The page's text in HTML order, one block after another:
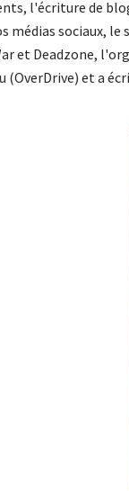
l'écriture de
médias sociaux,
et Deadzone,
(OverDrive) et a